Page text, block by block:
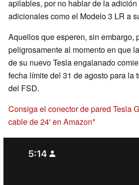
apilables, por no hablar de la
adicionales como el Modelo 3 LR a
Aquellos que esperen, sin embargo,
peligrosamente al momento en que
de su nuevo Tesla engalanado
fecha límite del 31 de agosto para la
del FSD.
Consiga el conector de pared Tesla
cable de 24' en Amazon